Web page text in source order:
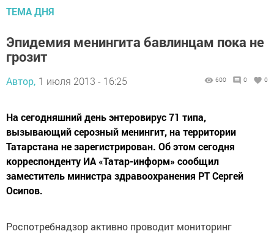
ТЕМА ДНЯ
Эпидемия менингита бавлинцам пока не
грозит
Автор, 1 июля 2013 - 16:25 600 0 0
На сегодняшний день энтеровирус 71 типа,
вызывающий серозный менингит, на территории
Татарстана не зарегистрирован. Об этом сегодня
корреспонденту ИА «Татар-информ» сообщил
заместитель министра здравоохранения РТ Сергей
Осипов.
Роспотребнадзор активно проводит мониторинг